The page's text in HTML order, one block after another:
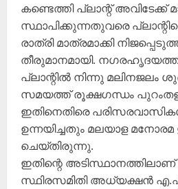
കണ്ടെത്തി പ്ലാന്റ് അവിടേക്ക്
സ്ഥാപിക്കുന്നതുവരെ
രാത്രി മാത്രമാക്കി
തീരുമാനമായി.
പ്ലാന്റിൽ നിന്നു മലിനജലം
സമയത്ത് രൂക്ഷഗന്ധം
ഇതിനെതിരെ
ഉന്നയിച്ചതും മലയാള മനോരമ
ചെയ്തിരുന്നു.
ഇതിന്റെ
സ്ഥിരസമിതി അധ്യക്ഷൻ